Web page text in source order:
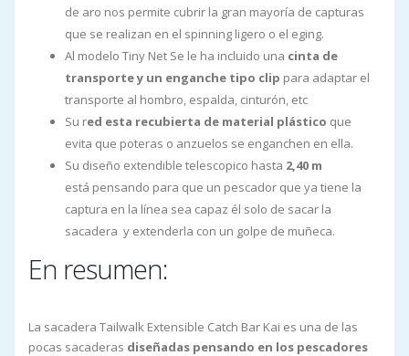
de aro nos permite cubrir la gran mayoría de capturas
que se realizan en el spinning ligero o el eging.
Al modelo Tiny Net Se le ha incluido una cinta de
transporte y un enganche tipo clip para adaptar el
transporte al hombro, espalda, cinturón, etc
Su red esta recubierta de material plástico que
evita que poteras o anzuelos se enganchen en ella.
Su diseño extendible telescopico hasta 2,40 m
está pensando para que un pescador que ya tiene la
captura en la línea sea capaz él solo de sacar la
sacadera y extenderla con un golpe de muñeca.
En resumen:
La sacadera Tailwalk Extensible Catch Bar Kai es una de las
pocas sacaderas diseñadas pensando en los pescadores